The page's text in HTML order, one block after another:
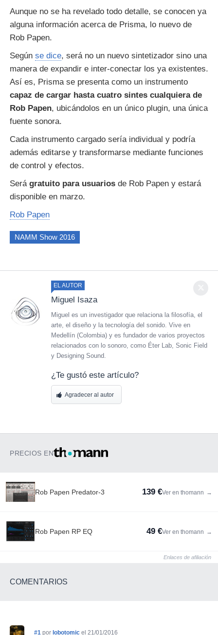
Aunque no se ha revelado todo detalle, se conocen ya
alguna información acerca de Prisma, lo nuevo de
Rob Papen.
Según se dice, será no un nuevo sintetizador sino una
manera de expandir e inter-conectar los ya existentes.
Así es, Prisma se presenta como un instrumento
capaz de cargar hasta cuatro sintes cualquiera de
Rob Papen, ubicándolos en un único plugin, una única
fuente sonora.
Cada instrumento cargado sería individual y podría
además editarse y transformarse mediante funciones
de control y efectos.
Será gratuito para usuarios de Rob Papen y estará
disponible en marzo.
Rob Papen
NAMM Show 2016
EL AUTOR
Miguel Isaza
Miguel es un investigador que relaciona la filosofía, el
arte, el diseño y la tecnología del sonido. Vive en
Medellín (Colombia) y es fundador de varios proyectos
relacionados con lo sonoro, como Éter Lab, Sonic Field
y Designing Sound.
¿Te gustó este artículo?
Agradecer al autor
PRECIOS EN
Rob Papen Predator-3 139 €Ver en thomann →
Rob Papen RP EQ 49 €Ver en thomann →
Enlaces de afiliación
COMENTARIOS
#1 por lobotomic el 21/01/2016